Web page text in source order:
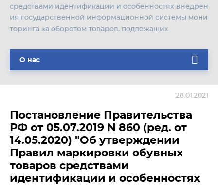
средствами идентификации и особенностях внедрен
ия государственной информационной системы мони
торинга за оборотом товаров, подлежащих
О нас
Постановление Правительства
РФ от 05.07.2019 N 860 (ред. от
14.05.2020) "Об утверждении
Правил маркировки обувных
товаров средствами
идентификации и особенностях
28.01.2021